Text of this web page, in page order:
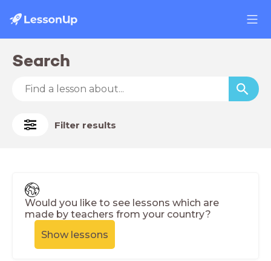
Search
Filter results
Would you like to see lessons which are
made by teachers from your country?
Show lessons